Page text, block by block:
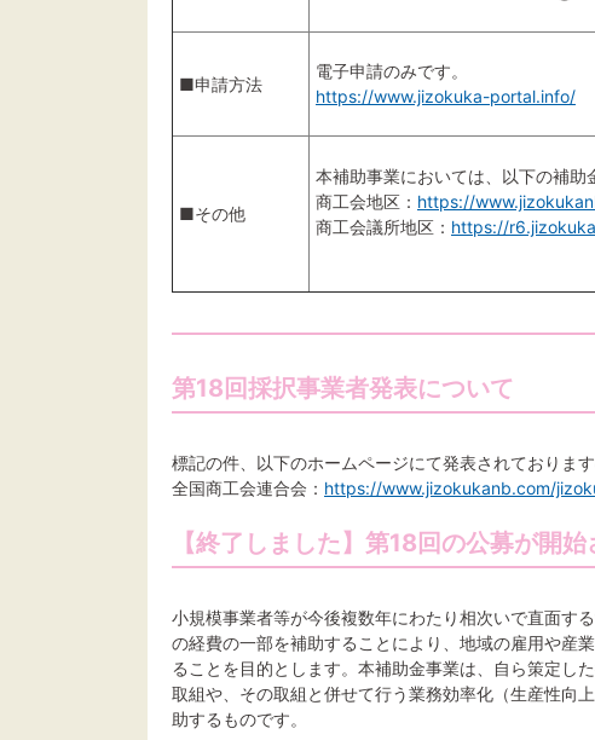
■申請方法
電子申請のみです。
https://www.jizokuka-portal.info/
■その他
本補助事業においては、以下の補助
商工会地区： https://
商工会議所地区： https://
第18回採択事業者発表について
標記の件、以下のホームページにて発表されております
全国商工会連合会： https://www.jizokukanb.com/
【終了しました】第18回の公募が開
小規模事業者等が今後複数年にわたり相次いで直面す
の経費の一部を補助することにより、地域の雇用や産
ることを目的とします。本補助金事業は、自ら策定し
取組や、その取組と併せて行う業務効率化（生産性向
助するものです。